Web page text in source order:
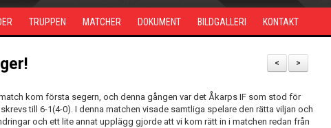
TRUPPEN MATCHER DOKUMENT BILDGALLERI KONTAKT
>
<
kom första segern, och denna gången var det Åkarps IF som stod för
till 6-1(4-0). I denna matchen visade samtliga spelare den rätta viljan och
och ett lite annat upplägg gjorde att vi kom rätt in i matchen redan från